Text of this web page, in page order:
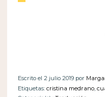
Escrito el 2 julio 2019 por
Etiquetas: cristina medrano,